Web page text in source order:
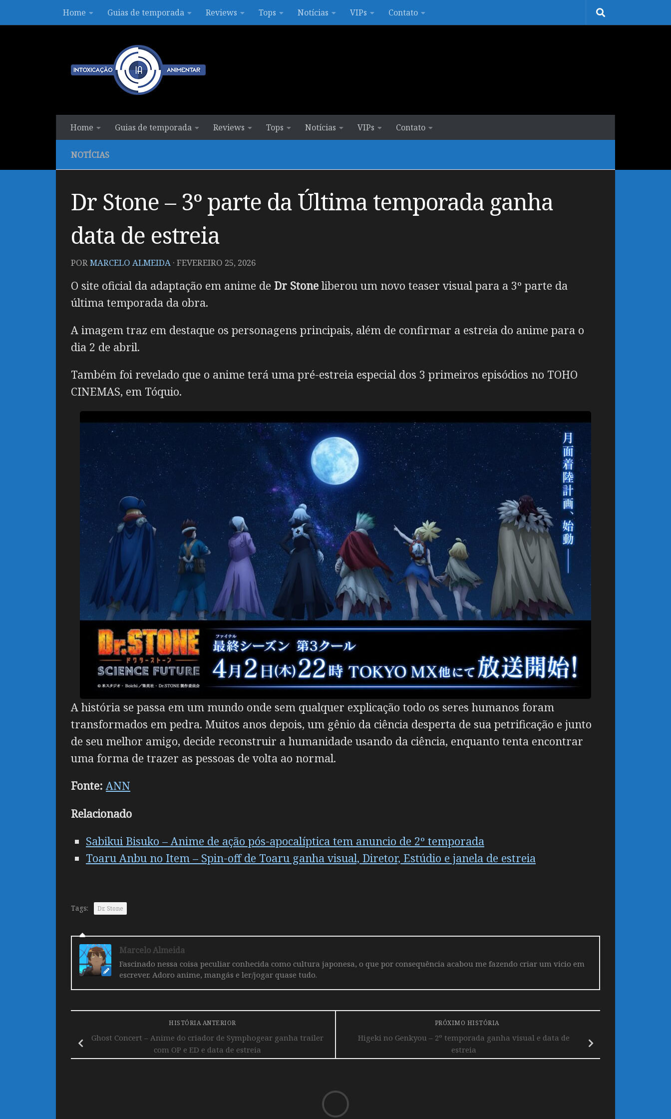
Skip to contentHome Guias de temporada Reviews Tops Notícias VIPs Contato
Home Guias de temporada Reviews Tops Notícias VIPs Contato
NOTÍCIAS
Dr Stone – 3º parte da Última temporada ganha
data de estreia
PORMARCELO ALMEIDA · FEVEREIRO 25, 2026
O site oficial da adaptação em anime de Dr Stone liberou um novo teaser visual para a 3º parte da
última temporada da obra.
A imagem traz em destaque os personagens principais, além de confirmar a estreia do anime para o
dia 2 de abril.
Também foi revelado que o anime terá uma pré-estreia especial dos 3 primeiros episódios no TOHO
CINEMAS, em Tóquio.
A história se passa em um mundo onde sem qualquer explicação todo os seres humanos foram
transformados em pedra. Muitos anos depois, um gênio da ciência desperta de sua petrificação e junto
de seu melhor amigo, decide reconstruir a humanidade usando da ciência, enquanto tenta encontrar
uma forma de trazer as pessoas de volta ao normal.
Fonte: ANN
Relacionado
Sabikui Bisuko – Anime de ação pós-apocalíptica tem anuncio de 2º temporada
Toaru Anbu no Item – Spin-off de Toaru ganha visual, Diretor, Estúdio e janela de estreia
Tags: Dr. Stone
Marcelo Almeida
Fascinado nessa coisa peculiar conhecida como cultura japonesa, o que por consequência acabou me fazendo criar um vicio em
escrever. Adoro anime, mangás e ler/jogar quase tudo.
PRÓXIMO HISTÓRIA
Higeki no Genkyou – 2º temporada ganha visual e data de
estreia
HISTÓRIA ANTERIOR
Ghost Concert – Anime do criador de Symphogear ganha trailer
com OP e ED e data de estreia